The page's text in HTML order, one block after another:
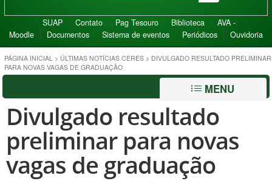
SUAP Contato Pag Tesouro Biblioteca
AVA -
Moodle
Documentos Sistema de eventos Periódicos Ouvidoria
PÁGINA INICIAL > ÚLTIMAS NOTÍCIAS CERES > DIVULGADO RESULTADO PRELIMINAR
PARA NOVAS VAGAS DE GRADUAÇÃO
MENU
Divulgado resultado
preliminar para novas
vagas de graduação